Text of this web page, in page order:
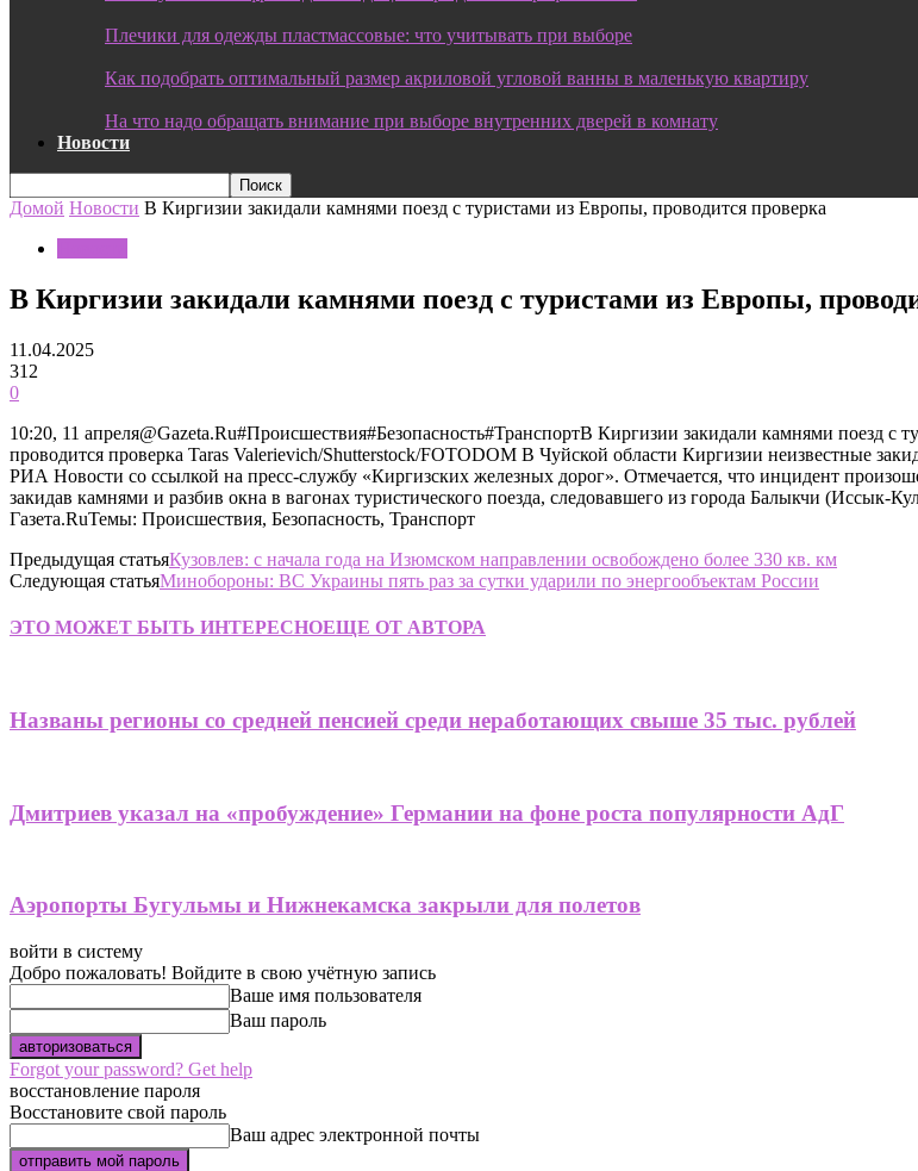
Плечики для одежды пластмассовые: что учитывать при выборе
Как подобрать оптимальный размер акриловой угловой ванны в маленькую квартиру
На что надо обращать внимание при выборе внутренних дверей в комнату
Новости
Домой Новости В Киргизии закидали камнями поезд с туристами из Европы, проводится проверка
В Киргизии закидали камнями поезд с туристами из Европы,
11.04.2025
312
0
10:20, 11 апреля@Gazeta.Ru#Происшествия#Безопасность#ТранспортВ Киргизии закидали камнями поезд
проводится проверка Taras Valerievich/Shutterstock/FOTODOM В Чуйской области Киргизии неизвестные
РИА Новости со ссылкой на пресс-службу «Киргизских железных дорог». Отмечается, что инцидент
закидав камнями и разбив окна в вагонах туристического поезда, следовавшего из города Балыкчи
Газета.RuТемы: Происшествия, Безопасность, Транспорт
Предыдущая статьяКузовлев: с начала года на Изюмском направлении освобождено более 330 кв. км
Следующая статьяМинобороны: ВС Украины пять раз за сутки ударили по энергообъектам России
ЭТО МОЖЕТ БЫТЬ ИНТЕРЕСНОЕЩЕ ОТ АВТОРА
Названы регионы со средней пенсией среди неработающих свыше 35 тыс. рублей
Дмитриев указал на «пробуждение» Германии на фоне роста популярности АдГ
Аэропорты Бугульмы и Нижнекамска закрыли для полетов
войти в систему
Добро пожаловать! Войдите в свою учётную запись
Ваше имя пользователя
Ваш пароль
Forgot your password? Get help
восстановление пароля
Восстановите свой пароль
Ваш адрес электронной почты